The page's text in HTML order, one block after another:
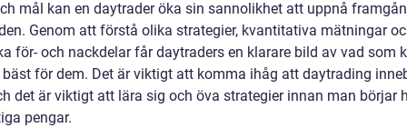
mål kan en daytrader öka sin sannolikhet att uppnå
Genom att förstå olika strategier, kvantitativa mätningar
för- och nackdelar får daytraders en klarare bild av vad som
för dem. Det är viktigt att komma ihåg att daytrading
det är viktigt att lära sig och öva strategier innan man börjar
pengar.